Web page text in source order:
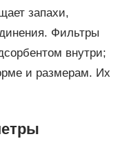
запахи,
Фильтры
внутри;
и размерам. Их